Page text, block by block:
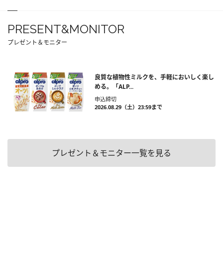
PRESENT&MONITOR
プレゼント＆モニター
良質な植物性ミルクを、手軽においしく楽し
める。「ALP...
申込締切
2026.08.29（土）23:59まで
プレゼント＆モニター一覧を見る